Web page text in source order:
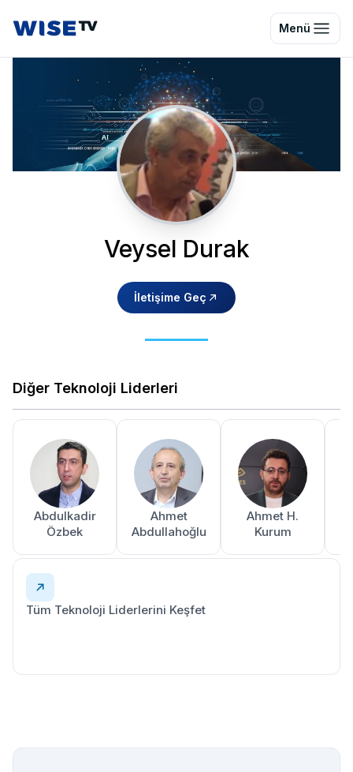
Wise TV Menü
Veysel Durak
İletişime Geç
Diğer Teknoloji Liderleri
Abdulkadir
Özbek
Ahmet
Abdullahoğlu
Ahmet H.
Kurum
Tüm Teknoloji Liderlerini Keşfet